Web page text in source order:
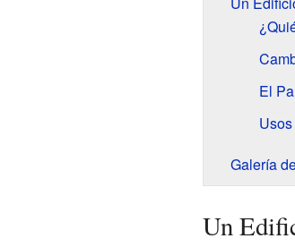
El
Galería
Un